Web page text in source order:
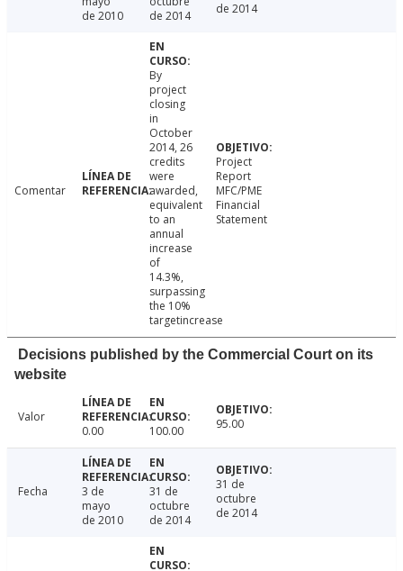
de 2010
de 2014
de 2014
Comentar
By
project
closing
in
October
2014, 26
credits
were
awarded,
equivalent
to an
annual
increase
of
14.3%,
surpassing
the 10%
targetincrease
Project
Report
MFC/PME
Financial
Statement
Decisions published by the Commercial Court on its
website
Valor
0.00
100.00 95.00
Fecha
3 de
mayo
de 2010
31 de
octubre
de 2014
31 de
octubre
de 2014